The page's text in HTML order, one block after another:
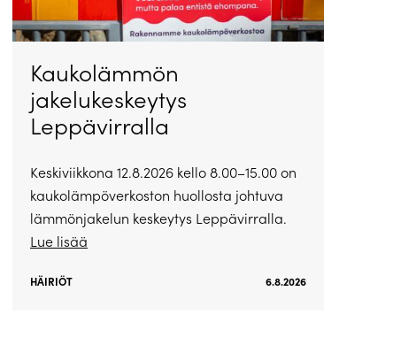
Kaukolämmön
jakelukeskeytys
Leppävirralla
Keskiviikkona 12.8.2026 kello 8.00–15.00 on
kaukolämpöverkoston huollosta johtuva
lämmönjakelun keskeytys Leppävirralla.
Lue lisää
HÄIRIÖT 6.8.2026